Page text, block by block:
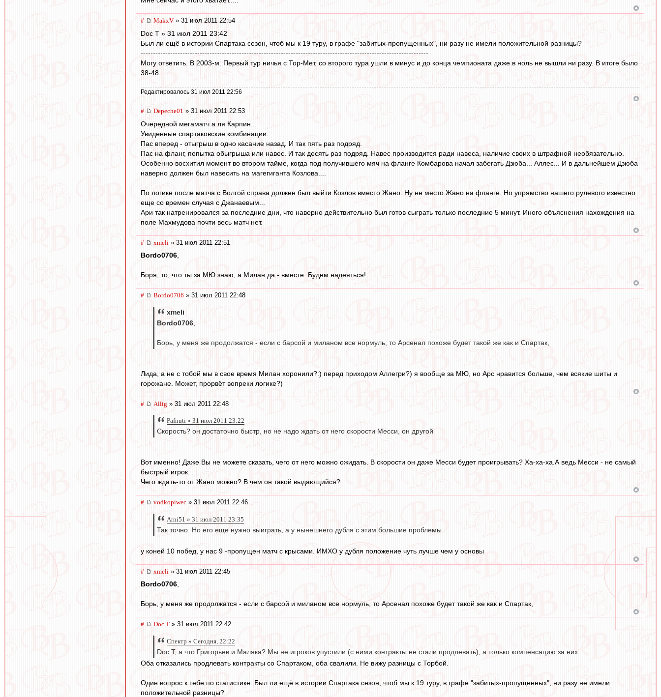
# MakxV » 31 июл 2011 22:54
Doc T » 31 июл 2011 23:42
Был ли ещё в истории Спартака сезон, чтоб мы к 19 туру, в графе "забитых-пропущенных", ни разу не имели положительной разницы?
---------------------------------------------------------------------------------------------------------------------
Могу ответить. В 2003-м. Первый тур ничья с Тор-Мет, со второго тура ушли в минус и до конца чемпионата даже в ноль не вышли ни разу. В итоге было
38-48.
Редактировалось 31 июл 2011 22:56
# Depeche01 » 31 июл 2011 22:53
Очередной мегаматч а ля Карпин...
Увиденные спартаковские комбинации:
Пас вперед - отыгрыш в одно касание назад. И так пять раз подряд.
Пас на фланг, попытка обыгрыша или навес. И так десять раз подряд. Навес производится ради навеса, наличие своих в штрафной необязательно.
Особенно восхитил момент во втором тайме, когда под получившего мяч на фланге Комбарова начал забегать Дзюба... Аллес... И в дальнейшем Дзюба
наверно должен был навесить на магегиганта Козлова....
По логике после матча с Волгой справа должен был выйти Козлов вместо Жано. Ну не место Жано на фланге. Но упрямство нашего рулевого известно
еще со времен случая с Джанаевым...
Ари так натренировался за последние дни, что наверно действительно был готов сыграть только последние 5 минут. Иного объяснения нахождения на
поле Махмудова почти весь матч нет.
# xmeli » 31 июл 2011 22:51
Bordo0706,
Боря, то, что ты за МЮ знаю, а Милан да - вместе. Будем надеяться!
# Bordo0706 » 31 июл 2011 22:48
xmeli
Bordo0706
Борь, у меня же продолжатся - если с барсой и миланом все нормуль, то Арсенал похоже будет такой же как и Спартак,
Лида, а не с тобой мы в свое время Милан хоронили?:) перед приходом Аллегри?) я вообще за МЮ, но Арс нравится больше, чем всякие шиты и
горожане. Может, прорвёт вопреки логике?)
# Allig » 31 июл 2011 22:48
Pafnuti » 31 июл 2011 23:22
Скорость? он достаточно быстр, но не надо ждать от него скорости Месси, он другой
Вот именно! Даже Вы не можете сказать, чего от него можно ожидать. В скорости он даже Месси будет проигрывать? Ха-ха-ха.А ведь Месси - не самый
быстрый игрок. .
Чего ждать-то от Жано можно? В чем он такой выдающийся?
# vodkopiwec » 31 июл 2011 22:46
Arni51 » 31 июл 2011 23:35
Так точно. Но его еще нужно выиграть, а у нынешнего дубля с этим большие проблемы
у коней 10 побед, у нас 9 -пропущен матч с крысами. ИМХО у дубля положение чуть лучше чем у основы
# xmeli » 31 июл 2011 22:45
Bordo0706,
Борь, у меня же продолжатся - если с барсой и миланом все нормуль, то Арсенал похоже будет такой же как и Спартак,
# Doc T » 31 июл 2011 22:42
Спектр » Сегодня, 22:22
Doc T, а что Григорьев и Маляка? Мы не игроков упустили (с ними контракты не стали продлевать), а только компенсацию за них.
Оба отказались продлевать контракты со Спартаком, оба свалили. Не вижу разницы с Торбой.
Один вопрос к тебе по статистике. Был ли ещё в истории Спартака сезон, чтоб мы к 19 туру, в графе "забитых-пропущенных", ни разу не имели
положительной разницы?